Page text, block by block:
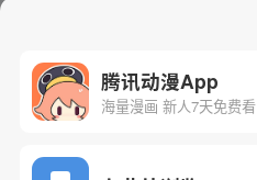
腾讯动漫App
海量漫画 新人7天免费看